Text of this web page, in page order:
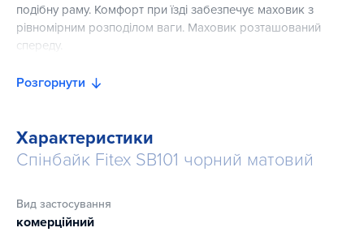
подібну раму. Комфорт при їзді забезпечує маховик з
рівномірним розподілом ваги. Маховик розташований
спереду.
Стійкість конструкції під час тренування забезпечує
колодкову систему навантаження. Елементи тренажера
покриті гіпоалергенним покриттям. Користувач має
можливість регулювати сидіння і кермо по вертикалі та по
пінополіуретану і воно нековзне.
Розгорнути
Характеристики
Спінбайк Fitex SB101 чорний матовий
Вид застосування
комерційний